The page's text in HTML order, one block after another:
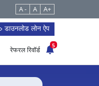
A - A A+
डाउनलोड लोन ऐप
रेफरल रिवॉर्ड
5